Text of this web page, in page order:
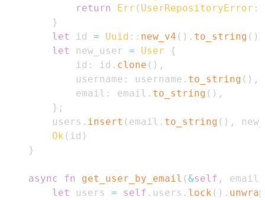
return
Err ( UserRepositoryError ::
}
let
id = Uuid :: new_v4 ( ) . to_string ( )
let
new_user = User
{
            id
: id . clone ( ) ,
            username
: username . to_string ( ) ,
            email
: email . to_string ( ) ,
} ;
        users
. insert ( email . to_string ( ) ,
Ok ( id )
}
async fn get_user_by_email (&self , email
let
users = self . users . lock ( ) . unwrap